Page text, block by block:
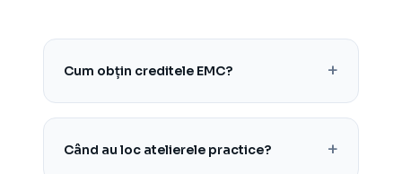
Cum obțin creditele EMC?
Când au loc atelierele practice?